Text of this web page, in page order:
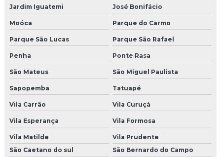
Reparação de elevadores
Reparo para elevadores
Retrofit de elevadores
Segurança em elevadores de passageiros
Serviço de modernização de elevador em são paulo
Serviços de elevadores
Jardim Iguatemi José Bonifácio
Moóca Parque do Carmo
Parque São Lucas Parque São Rafael
Penha Ponte Rasa
São Mateus São Miguel Paulista
Sapopemba Tatuapé
Vila Carrão Vila Curuçá
Vila Esperança Vila Formosa
Vila Matilde
Vila Prudente
São Caetano do sul
São Bernardo do Campo